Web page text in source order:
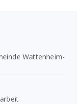
Wattenheim-